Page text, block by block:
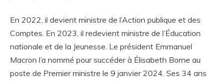
En 2022, il devient ministre de l’Action publique et des
Comptes. En 2023, il redevient ministre de l’Éducation
nationale et de la Jeunesse. Le président Emmanuel
Macron l’a nommé pour succéder à Élisabeth Borne au
poste de Premier ministre le 9 janvier 2024. Ses 34 ans